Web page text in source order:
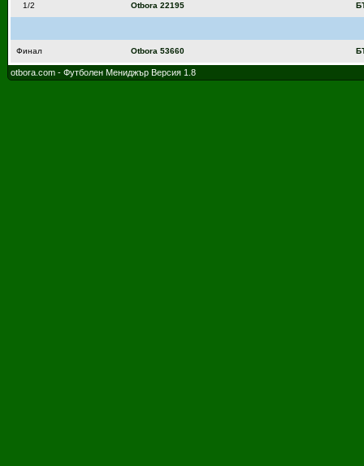
1/2 Otbora 22195
Финал Otbora 53660
otbora.com - Футболен Мениджър Версия 1.8